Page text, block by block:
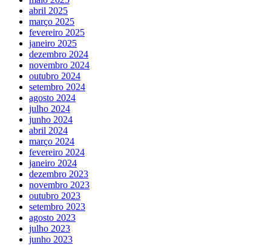
abril 2025
março 2025
fevereiro 2025
janeiro 2025
dezembro 2024
novembro 2024
outubro 2024
setembro 2024
agosto 2024
julho 2024
junho 2024
abril 2024
março 2024
fevereiro 2024
janeiro 2024
dezembro 2023
novembro 2023
outubro 2023
setembro 2023
agosto 2023
julho 2023
junho 2023